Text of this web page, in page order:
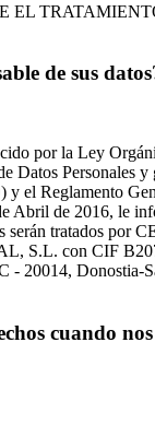
EL
de sus
por la Ley
Datos Personales y
y el Reglamento
Abril de 2016, le
serán tratados por
S.L. con CIF
- 20014, Donostia-
cuando